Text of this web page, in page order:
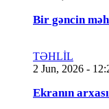
Bir gəncin
TƏHLİL
2 Jun, 2026 -
Ekranın